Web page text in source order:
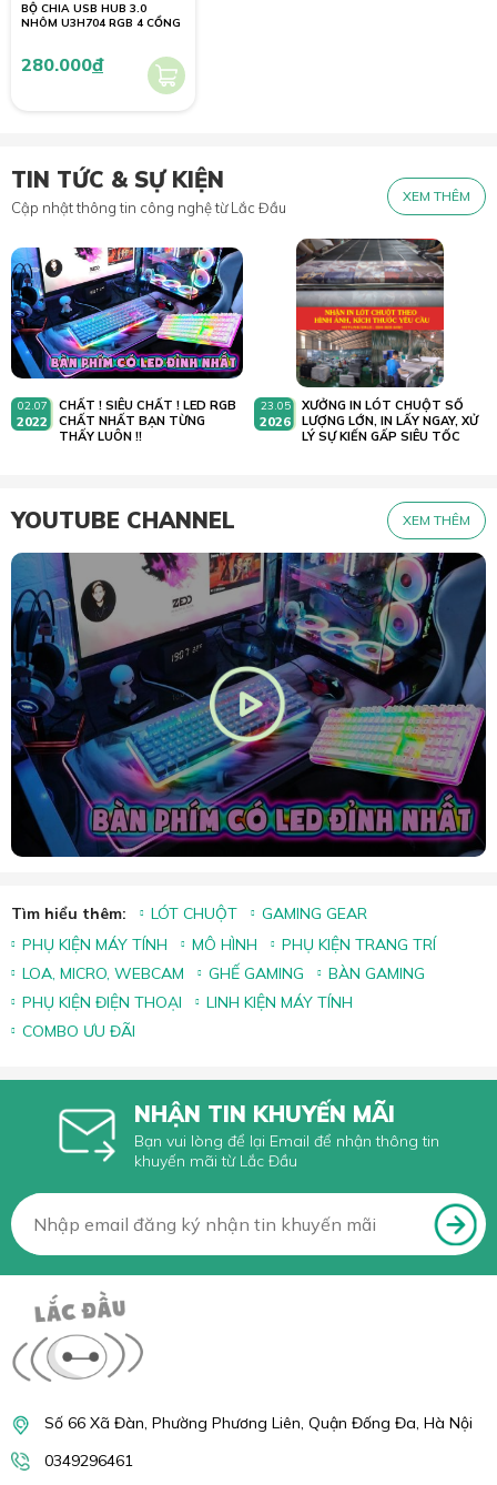
BỘ CHIA USB HUB 3.0
NHÔM U3H704 RGB 4 CỔNG
280.000đ
TIN TỨC & SỰ KIỆN
Cập nhật thông tin công nghệ từ Lắc Đầu
XEM THÊM
02.07
2022
CHẤT ! SIÊU CHẤT ! LED RGB
CHẤT NHẤT BẠN TỪNG
THẤY LUÔN !!
23.05
2026
XƯỞNG IN LÓT CHUỘT SỐ
LƯỢNG LỚN, IN LẤY NGAY, XỬ
LÝ SỰ KIẾN GẤP SIÊU TỐC
YOUTUBE CHANNEL XEM THÊM
Tìm hiểu thêm: LÓT CHUỘT
GAMING GEAR
PHỤ KIỆN MÁY TÍNH
MÔ HÌNH
PHỤ KIỆN TRANG TRÍ
LOA, MICRO, WEBCAM
GHẾ GAMING
BÀN GAMING
PHỤ KIỆN ĐIỆN THOẠI
LINH KIỆN MÁY TÍNH
COMBO ƯU ĐÃI
NHẬN TIN KHUYẾN MÃI
Bạn vui lòng để lại Email để nhận thông tin
khuyến mãi từ Lắc Đầu
Số 66 Xã Đàn, Phường Phương Liên, Quận Đống Đa, Hà Nội
0349296461